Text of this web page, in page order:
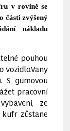
v rovině se
části zvýšený
nákladu
pouhou
vozidlo.Vany
S gumovou
pracovní
ze
kufr zůstane